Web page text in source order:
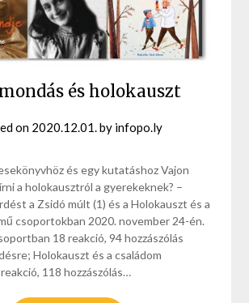
és holokauszt
on 2020.12.01.by infopo.ly
és egy kutatáshoz Vajon
a holokausztról a gyerekeknek? –
a Zsidó múlt (1) és a Holokauszt és a
csoportokban 2020. november 24-én.
18 reakció, 94 hozzászólás
Holokauszt és a családom
118 hozzászólás…